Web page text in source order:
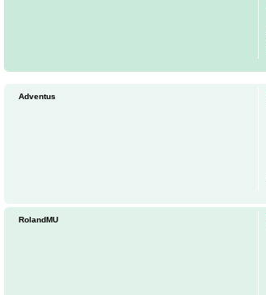
Adventus
RolandMU